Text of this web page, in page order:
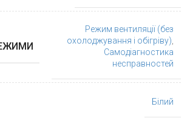
Режим вентиляції (без
охолоджування і обігріву)
Самодіагностика
несправностей
Білий